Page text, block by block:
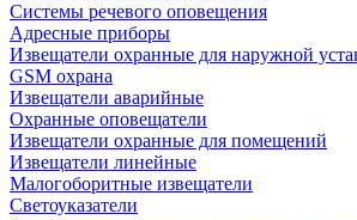
Системы речевого оповещения
Адресные приборы
Извещатели охранные для наружной
GSM охрана
Извещатели аварийные
Охранные оповещатели
Извещатели охранные для помещений
Извещатели линейные
Малогоборитные извещатели
Светоуказатели